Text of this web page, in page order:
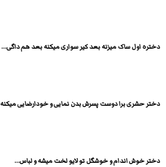
دختره اول ساک میزنه بعد کیر سواری میکنه بعد هم داگی...
دختر حشری برا دوست پسرش بدن نمایی و خودارضایی میکنه
دختر خوش اندام و خوشگل تو لایو لخت میشه و لباس...